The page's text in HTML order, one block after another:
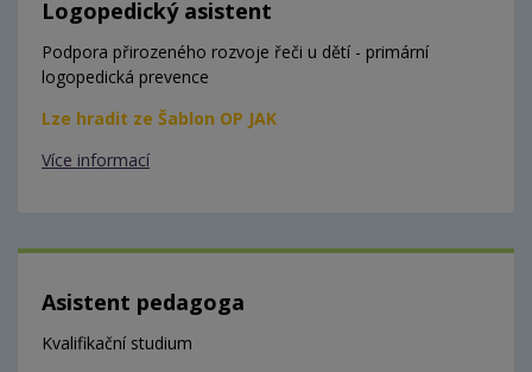
Logopedický asistent
Podpora přirozeného rozvoje řeči u dětí - primární
logopedická prevence
Lze hradit ze Šablon OP JAK
Více informací
Asistent pedagoga
Kvalifikační studium